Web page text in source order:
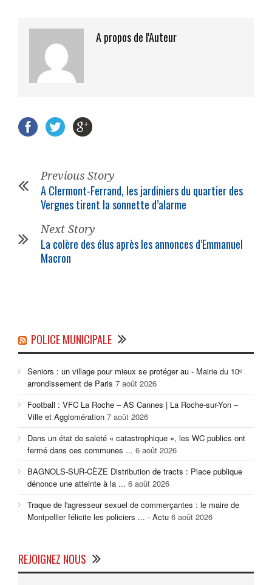
A propos de l'Auteur
Previous Story
A Clermont-Ferrand, les jardiniers du quartier des
Vergnes tirent la sonnette d’alarme
Next Story
La colère des élus après les annonces d’Emmanuel
Macron
POLICE MUNICIPALE
Seniors : un village pour mieux se protéger au - Mairie du 10ᵉ
arrondissement de Paris 7 août 2026
Football : VFC La Roche – AS Cannes | La Roche-sur-Yon –
Ville et Agglomération 7 août 2026
Dans un état de saleté « catastrophique », les WC publics ont
fermé dans ces communes ... 6 août 2026
BAGNOLS-SUR-CÈZE Distribution de tracts : Place publique
dénonce une atteinte à la ... 6 août 2026
Traque de l'agresseur sexuel de commerçantes : le maire de
Montpellier félicite les policiers ... - Actu 6 août 2026
REJOIGNEZ NOUS